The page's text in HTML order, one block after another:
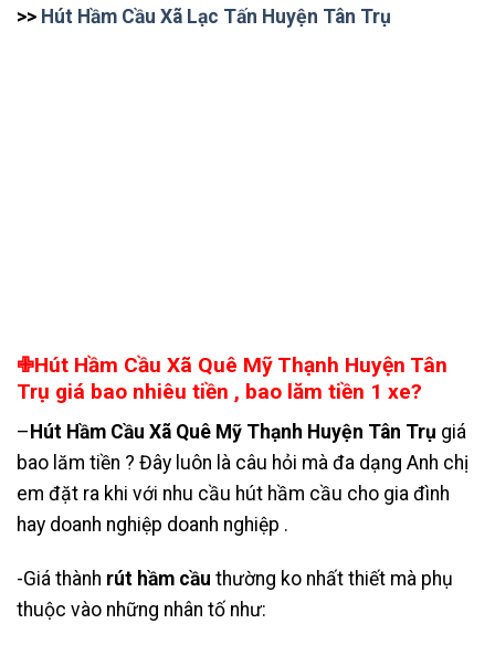
>> Hút Hầm Cầu Xã Lạc Tấn Huyện Tân Trụ
✙Hút Hầm Cầu Xã Quê Mỹ Thạnh Huyện Tân
Trụ giá bao nhiêu tiền , bao lăm tiền 1 xe?
–Hút Hầm Cầu Xã Quê Mỹ Thạnh Huyện Tân Trụ giá
bao lăm tiền ? Đây luôn là câu hỏi mà đa dạng Anh chị
em đặt ra khi với nhu cầu hút hầm cầu cho gia đình
hay doanh nghiệp doanh nghiệp .
-Giá thành rút hầm cầu thường ko nhất thiết mà phụ
thuộc vào những nhân tố như: